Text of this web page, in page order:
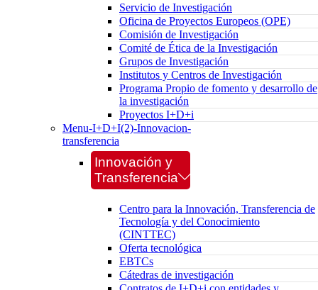
Servicio de Investigación
Oficina de Proyectos Europeos (OPE)
Comisión de Investigación
Comité de Ética de la Investigación
Grupos de Investigación
Institutos y Centros de Investigación
Programa Propio de fomento y desarrollo de
la investigación
Proyectos I+D+i
Menu-I+D+I(2)-Innovacion-
transferencia
Innovación y
Transferencia
Centro para la Innovación, Transferencia de
Tecnología y del Conocimiento
(CINTTEC)
Oferta tecnológica
EBTCs
Cátedras de investigación